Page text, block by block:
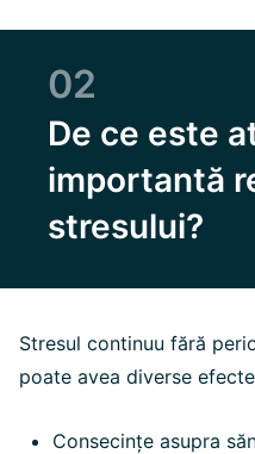
02
De ce este
importantă
stresului?
Stresul continuu fără
poate avea diverse
Consecințe asupra